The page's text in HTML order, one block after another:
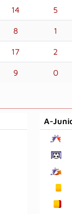
14 5
8 1
17 2
9 0
A-